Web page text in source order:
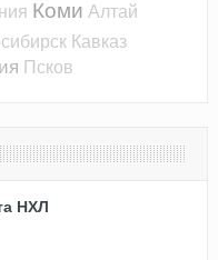
Коми Алтай
Кавказ
Псков
НХЛ